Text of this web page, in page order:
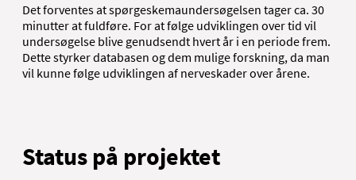
Det forventes at spørgeskemaundersøgelsen tager ca. 30
minutter at fuldføre. For at følge udviklingen over tid vil
undersøgelse blive genudsendt hvert år i en periode frem.
Dette styrker databasen og dem mulige forskning, da man
vil kunne følge udviklingen af nerveskader over årene.
Status på projektet